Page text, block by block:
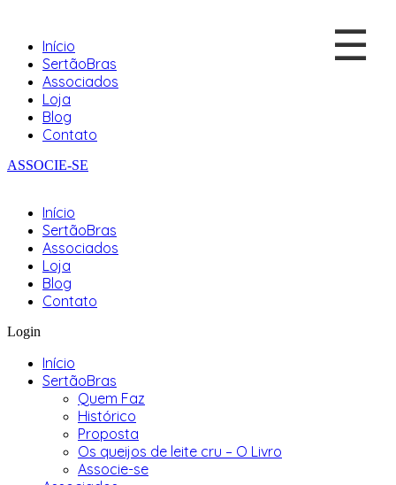
Início
SertãoBras
Associados
Loja
Blog
Contato
ASSOCIE-SE
Início
SertãoBras
Associados
Loja
Blog
Contato
☰
Login
Início
SertãoBras
Quem Faz
Histórico
Proposta
Os queijos de leite cru – O Livro
Associe-se